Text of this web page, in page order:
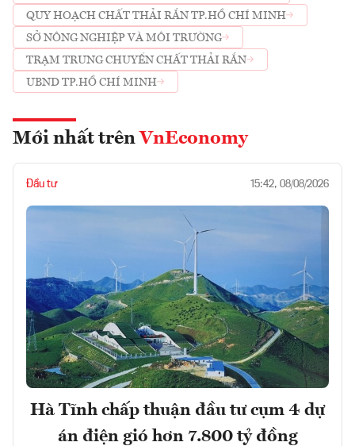
QUY HOẠCH CHẤT THẢI RẮN TP.HỒ CHÍ MINH
SỞ NÔNG NGHIỆP VÀ MÔI TRƯỜNG
TRẠM TRUNG CHUYỂN CHẤT THẢI RẮN
UBND TP.HỒ CHÍ MINH
Mới nhất trên VnEconomy
Đầu tư 15:42, 08/08/2026
Hà Tĩnh chấp thuận đầu tư cụm 4 dự
án điện gió hơn 7.800 tỷ đồng